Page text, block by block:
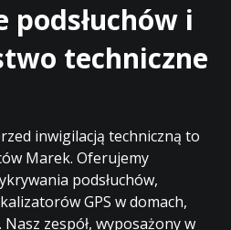
i
techniczne
inwigilacją techniczną to
Marek. Oferujemy
podsłuchów,
GPS w domach,
zespół, wyposażony w